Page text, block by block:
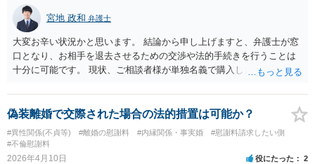
とも、実際の見通しは証拠関係次第で変わり得ますので、証拠を踏ま
えて個別に弁護士へ確認するのが安全だと考えられます。
宮地 政和 弁護士
大変お辛い状況かと思います。 結論から申し上げますと、弁護士が窓
口となり、お相手を退去させるための交渉や法的手続きを行うことは
十分に可能です。 現状、ご相談者様が単独名義で購入したマンション
ことができる法的な根拠はなさそうです。 まずは弁護士を通じて相手
方と交渉し、それでも話し合いがまとまらないようであれば、裁判手
続(建物明渡請求など)に移行することで、退去させることは十分に可能
です。 まずは、実績が豊富な弁護士にご相談いただき、手続の見通し
を立ててみることをお勧めします。
偽装離婚で交際された場合の法的措置は可能か？
#異性関係(不貞等) #離婚の慰謝料 #内縁関係・事実婚
#慰謝料請求したい側
#不倫慰謝料
2026年4月10日 役にたった 2